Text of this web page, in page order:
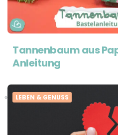
Tannenbaum aus
Anleitung
LEBEN & GENUSS